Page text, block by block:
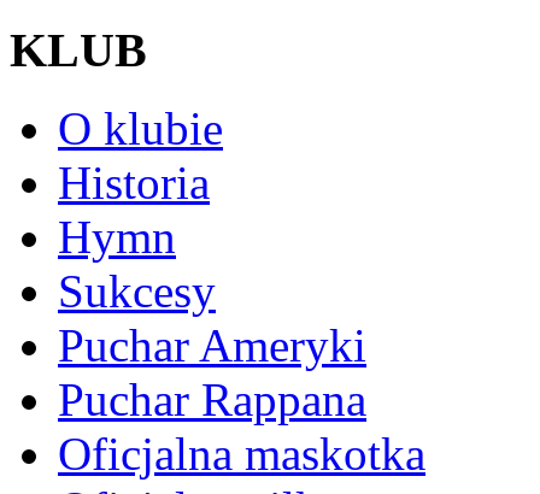
KLUB
O klubie
Historia
Hymn
Sukcesy
Puchar Ameryki
Puchar Rappana
Oficjalna maskotka